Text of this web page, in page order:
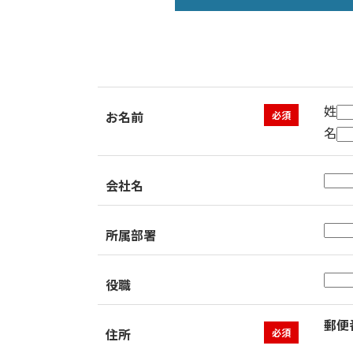
お名前 必須
姓
名
会社名
所属部署
役職
住所 必須
郵便